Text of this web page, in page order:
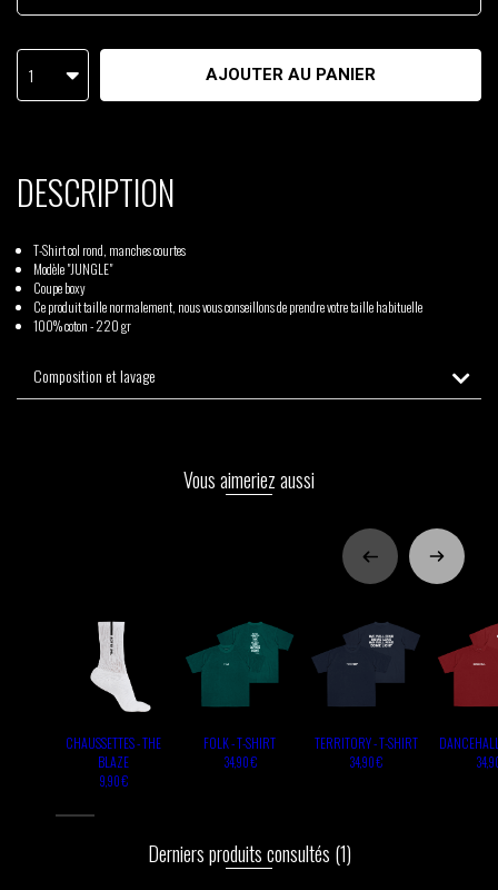
1 AJOUTER AU PANIER
DESCRIPTION
T-Shirt col rond, manches courtes
Modèle "JUNGLE"
Coupe boxy
Ce produit taille normalement, nous vous conseillons de prendre votre taille habituelle
100% coton - 220 gr
Composition et lavage
Vous aimeriez aussi
CHAUSSETTES - THE
BLAZE
9,90 €
FOLK - T-SHIRT
34,90 €
TERRITORY - T-SHIRT
34,90 €
Derniers produits consultés (1)